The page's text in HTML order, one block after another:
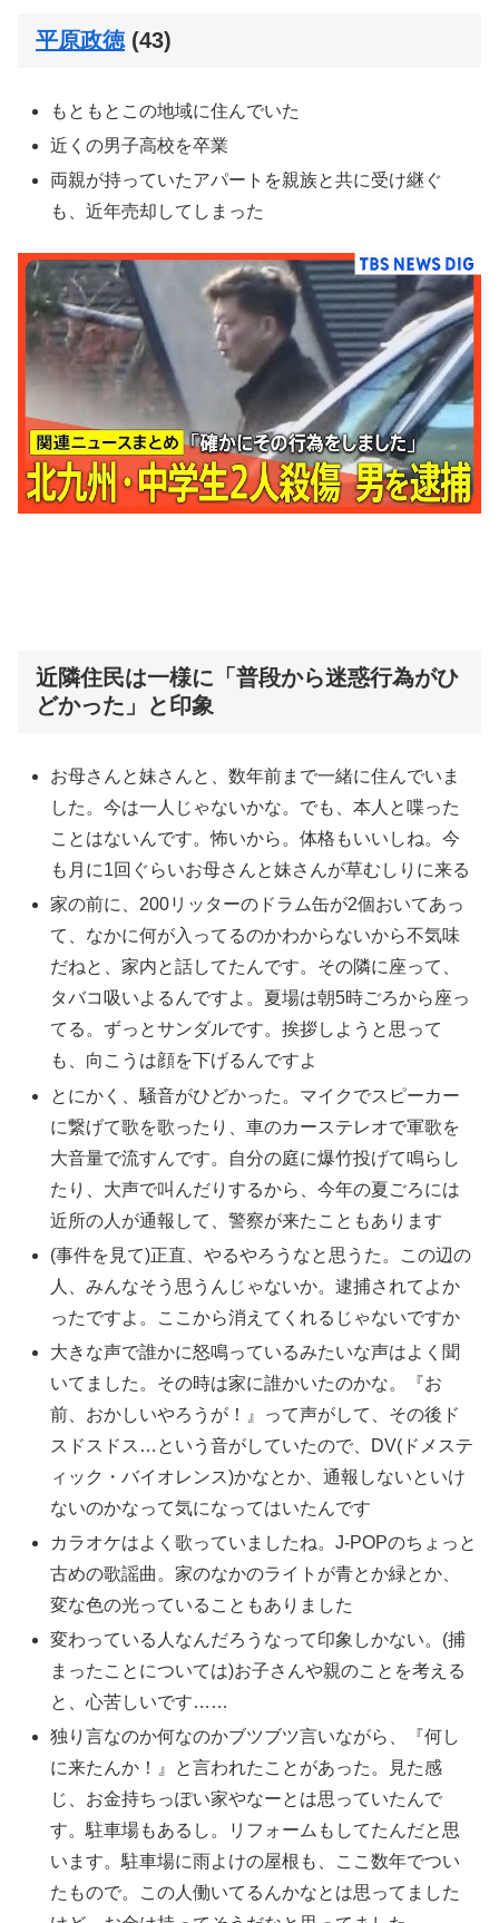
平原政徳(43)
もともとこの地域に住んでいた
近くの男子高校を卒業
両親が持っていたアパートを親族と共に受け継ぐ
も、近年売却してしまった
近隣住民は一様に「普段から迷惑行為がひ
どかった」と印象
お母さんと妹さんと、数年前まで一緒に住んでいま
した。今は一人じゃないかな。でも、本人と喋った
ことはないんです。怖いから。体格もいいしね。今
も月に1回ぐらいお母さんと妹さんが草むしりに来る
家の前に、200リッターのドラム缶が2個おいてあっ
て、なかに何が入ってるのかわからないから不気味
だねと、家内と話してたんです。その隣に座って、
タバコ吸いよるんですよ。夏場は朝5時ごろから座っ
てる。ずっとサンダルです。挨拶しようと思って
も、向こうは顔を下げるんですよ
とにかく、騒音がひどかった。マイクでスピーカー
に繋げて歌を歌ったり、車のカーステレオで軍歌を
大音量で流すんです。自分の庭に爆竹投げて鳴らし
たり、大声で叫んだりするから、今年の夏ごろには
近所の人が通報して、警察が来たこともあります
(事件を見て)正直、やるやろうなと思うた。この辺の
人、みんなそう思うんじゃないか。逮捕されてよか
ったですよ。ここから消えてくれるじゃないですか
大きな声で誰かに怒鳴っているみたいな声はよく聞
いてました。その時は家に誰かいたのかな。『お
前、おかしいやろうが！』って声がして、その後ド
スドスドス…という音がしていたので、DV(ドメステ
ィック・バイオレンス)かなとか、通報しないといけ
ないのかなって気になってはいたんです
カラオケはよく歌っていましたね。J-POPのちょっと
古めの歌謡曲。家のなかのライトが青とか緑とか、
変な色の光っていることもありました
変わっている人なんだろうなって印象しかない。(捕
まったことについては)お子さんや親のことを考える
と、心苦しいです……
独り言なのか何なのかブツブツ言いながら、『何し
に来たんか！』と言われたことがあった。見た感
じ、お金持ちっぽい家やなーとは思っていたんで
す。駐車場もあるし。リフォームもしてたんだと思
います。駐車場に雨よけの屋根も、ここ数年でつい
たもので。この人働いてるんかなとは思ってました